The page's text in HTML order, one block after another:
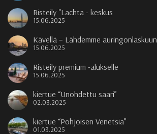
Risteily "Lachta - keskus
15.06.2025
Kävellä – Lähdemme auringonlaskuun
15.06.2025
Risteily premium -alukselle
15.06.2025
kiertue “Unohdettu saari”
02.03.2025
kiertue “Pohjoisen Venetsia”
01.03.2025